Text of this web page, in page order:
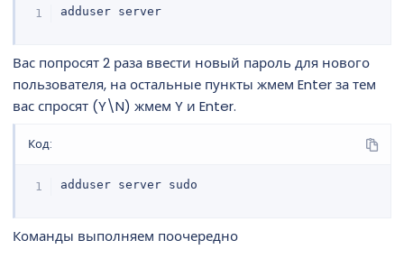
adduser server
Вас попросят 2 раза ввести новый пароль для нового
пользователя, на остальные пункты жмем Enter за тем
вас спросят (Y\N) жмем Y и Enter.
Код:
adduser server sudo
Команды выполняем поочередно